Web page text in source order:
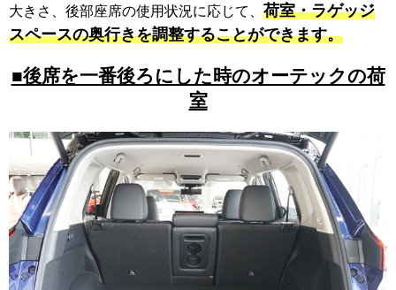
大きさ、後部座席の使用状況に応じて、 荷室・ラゲッジ
スペースの奥行きを調整することができます。
■後席を一番後ろにした時のオーテックの荷
室